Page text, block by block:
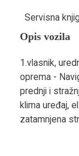
Servisna
Opis vozila
1.vlasnik,
oprema -
prednji i
klima uređaj,
zatamnjena